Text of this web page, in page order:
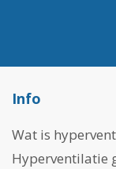
Info
Wat is
Hyperventilatie